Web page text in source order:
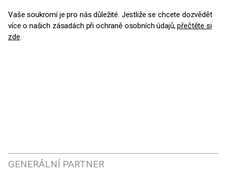
Vaše soukromí je pro nás důležité. Jestliže se chcete dozvědět
více o našich zásadách při ochraně osobních údajů,přečtěte si
zde.
GENERÁLNÍ PARTNER